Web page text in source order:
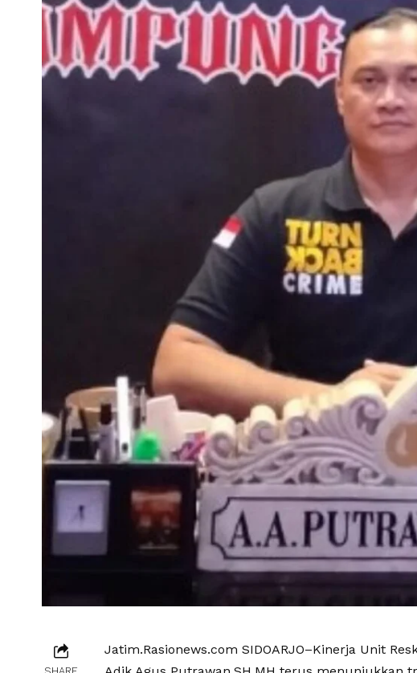
Jatim.Rasionews.com SIDOARJO–Kinerja Unit